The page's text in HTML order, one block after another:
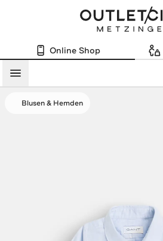
Online Shop
Menü
Blusen & Hemden